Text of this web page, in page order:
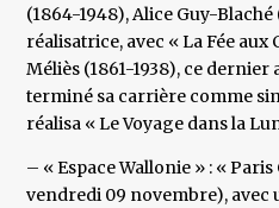
(1864-1948), Alice Guy-
réalisatrice, avec « La Fée aux
Méliès (1861-1938), ce
terminé sa carrière comme
réalisa « Le Voyage dans la
– « Espace Wallonie » : «
vendredi 09 novembre), avec